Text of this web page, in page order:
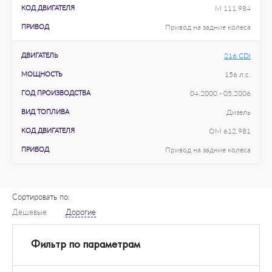
КОД ДВИГАТЕЛЯ M 111.984
ПРИВОД Привод на задние колеса
ДВИГАТЕЛЬ 216 CDI
МОЩНОСТЬ 156 л.с.
ГОД ПРОИЗВОДСТВА 04.2000 - 05.2006
ВИД ТОПЛИВА Дизель
КОД ДВИГАТЕЛЯ OM 612.981
ПРИВОД Привод на задние колеса
Сортировать по:
Дешевые
Дорогие
Фильтр по параметрам